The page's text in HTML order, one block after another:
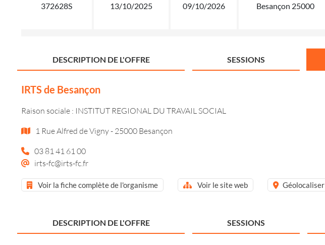
372628S 13/10/2025 09/10/2026 Besançon 25000
DESCRIPTION DE L'OFFRE SESSIONS
IRTS de Besançon
Raison sociale : INSTITUT REGIONAL DU TRAVAIL SOCIAL
1 Rue Alfred de Vigny - 25000 Besançon
03 81 41 61 00
irts-fc@irts-fc.fr
Voir la fiche complète de l'organisme Voir le site web Géolocaliser
DESCRIPTION DE L'OFFRE SESSIONS